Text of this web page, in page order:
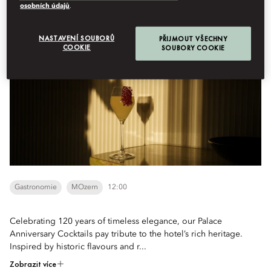
Gastronomie MOzern 12:00
Celebrating 120 years of timeless elegance, our Palace
Anniversary Cocktails pay tribute to the hotel’s rich heritage.
Inspired by historic flavours and r...
Zobrazit více
osobních údajů.
NASTAVENÍ SOUBORŮ
COOKIE
PŘIJMOUT VŠECHNY
SOUBORY COOKIE